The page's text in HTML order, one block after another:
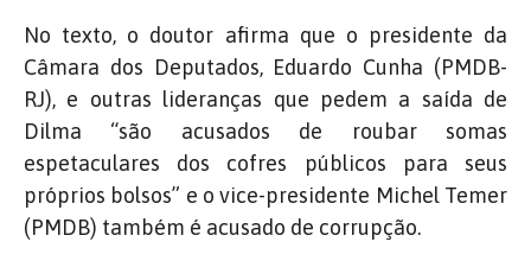
No texto, o doutor afirma que o presidente da
Câmara dos Deputados, Eduardo Cunha (PMDB-
RJ), e outras lideranças que pedem a saída de
Dilma “são acusados de roubar somas
espetaculares dos cofres públicos para seus
próprios bolsos” e o vice-presidente Michel Temer
(PMDB) também é acusado de corrupção.